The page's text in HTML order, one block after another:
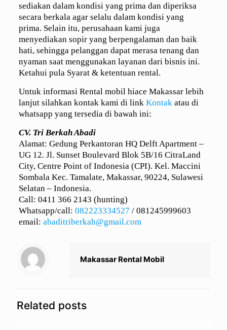
sediakan dalam kondisi yang prima dan diperiksa
secara berkala agar selalu dalam kondisi yang
prima. Selain itu, perusahaan kami juga
menyediakan sopir yang berpengalaman dan baik
hati, sehingga pelanggan dapat merasa tenang dan
nyaman saat menggunakan layanan dari bisnis ini.
Ketahui pula Syarat & ketentuan rental.
Untuk informasi Rental mobil hiace Makassar lebih
lanjut silahkan kontak kami di link Kontak atau di
whatsapp yang tersedia di bawah ini:
CV. Tri Berkah Abadi
Alamat: Gedung Perkantoran HQ Delft Apartment –
UG 12. Jl. Sunset Boulevard Blok 5B/16 CitraLand
City, Centre Point of Indonesia (CPI). Kel. Maccini
Sombala Kec. Tamalate, Makassar, 90224, Sulawesi
Selatan – Indonesia.
Call: 0411 366 2143 (hunting)
Whatsapp/call: 082223334527 / 081245999603
email: abaditriberkah@gmail.com
Makassar Rental Mobil
Related posts